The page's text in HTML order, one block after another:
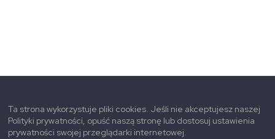
Ta strona wykorzystuje pliki cookies. Jeśli nie akceptujesz naszej
Polityki prywatności, opuść naszą stronę lub dostosuj ustawienia
prywatności swojej przeglądarki internetowej.